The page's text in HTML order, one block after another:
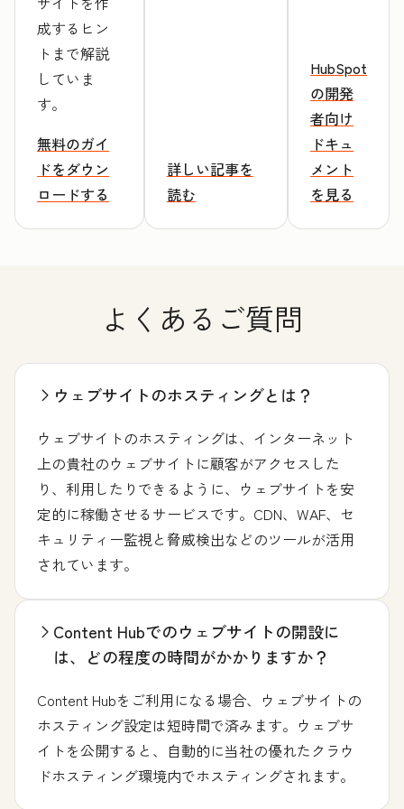
成するヒン
トまで解説
していま
す。
無料のガイ
ドをダウン
ロードする
詳しい記事を
読む
HubSpot
の開発
者向け
ドキュ
メント
を見る
よくあるご質問
ウェブサイトのホスティングとは？
ウェブサイトのホスティングは、インターネット
上の貴社のウェブサイトに顧客がアクセスした
り、利用したりできるように、ウェブサイトを安
定的に稼働させるサービスです。CDN、WAF、セ
キュリティー監視と脅威検出などのツールが活用
されています。
Content Hubでのウェブサイトの開設に
は、どの程度の時間がかかりますか？
Content Hubをご利用になる場合、ウェブサイトの
ホスティング設定は短時間で済みます。ウェブサ
イトを公開すると、自動的に当社の優れたクラウ
ドホスティング環境内でホスティングされます。